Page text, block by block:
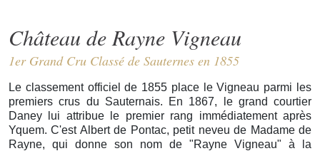
Château de Rayne Vigneau
1er Grand Cru Classé de Sauternes en 1855
Le classement officiel de 1855 place le Vigneau parmi les
premiers crus du Sauternais. En 1867, le grand courtier
Daney lui attribue le premier rang immédiatement après
Yquem. C'est Albert de Pontac, petit neveu de Madame de
Rayne, qui donne son nom de "Rayne Vigneau" à la